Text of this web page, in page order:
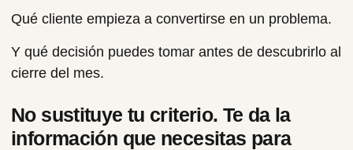
Qué cliente empieza a convertirse en un problema.
Y qué decisión puedes tomar antes de descubrirlo al
cierre del mes.
No sustituye tu criterio. Te da la
información que necesitas para